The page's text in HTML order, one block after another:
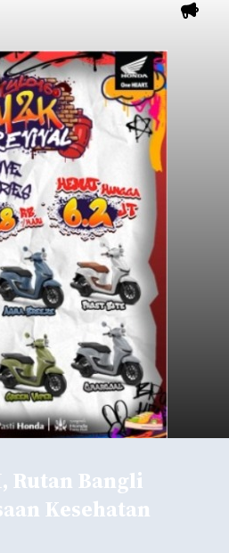
Rutan Bangli
Kesehatan